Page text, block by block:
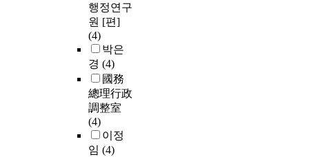
행정연구
원 [편]
(4)
박은
경 (4)
國務
總理行政
調整室
(4)
이정
임 (4)